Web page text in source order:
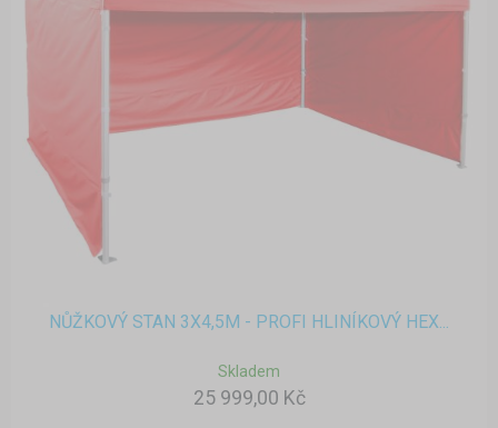
NŮŽKOVÝ STAN 3X4,5M - PROFI HLINÍKOVÝ HEX...
Skladem
25 999,00 Kč